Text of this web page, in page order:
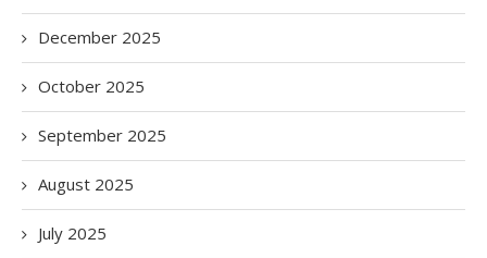
December 2025
October 2025
September 2025
August 2025
July 2025